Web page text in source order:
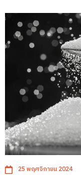
25 พฤศจิกายน 2024